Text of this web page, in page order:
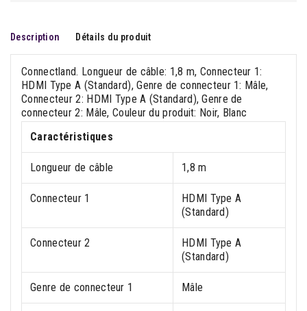
Description Détails du produit
Connectland. Longueur de câble: 1,8 m, Connecteur 1:
HDMI Type A (Standard), Genre de connecteur 1: Mâle,
Connecteur 2: HDMI Type A (Standard), Genre de
connecteur 2: Mâle, Couleur du produit: Noir, Blanc
Caractéristiques
Longueur de câble 1,8 m
Connecteur 1
HDMI Type A
(Standard)
Connecteur 2
HDMI Type A
(Standard)
Genre de connecteur 1 Mâle